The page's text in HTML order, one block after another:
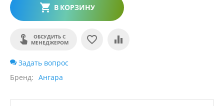
В КОРЗИНУ
ОБСУДИТЬ С
МЕНЕДЖЕРОМ
Задать вопрос
Бренд
Ангара